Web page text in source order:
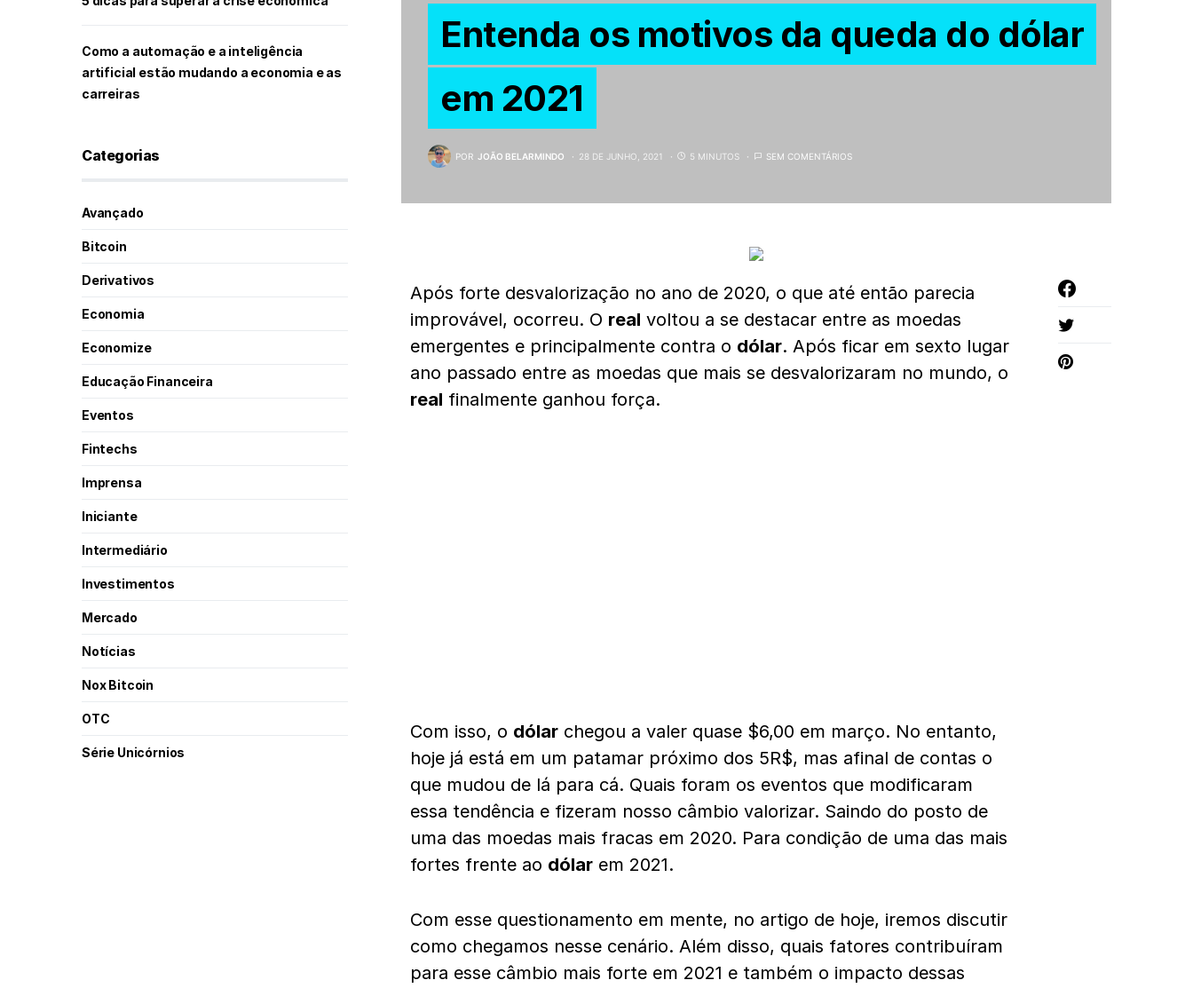
Entenda os motivos da queda do dólar
em 2021
POR JOÃO BELARMINDO 28 DE JUNHO, 2021 5 MINUTOS SEM COMENTÁRIOS
Após forte desvalorização no ano de 2020, o que até então parecia
improvável, ocorreu. O real voltou a se destacar entre as moedas
emergentes e principalmente contra o dólar. Após ficar em sexto lugar
ano passado entre as moedas que mais se desvalorizaram no mundo, o
real finalmente ganhou força.
Com isso, o dólar chegou a valer quase $6,00 em março. No entanto,
hoje já está em um patamar próximo dos 5R$, mas afinal de contas o
que mudou de lá para cá. Quais foram os eventos que modificaram
essa tendência e fizeram nosso câmbio valorizar. Saindo do posto de
uma das moedas mais fracas em 2020. Para condição de uma das mais
fortes frente ao dólar em 2021.
Com esse questionamento em mente, no artigo de hoje, iremos discutir
como chegamos nesse cenário. Além disso, quais fatores contribuíram
para esse câmbio mais forte em 2021 e também o impacto dessas
Como a automação e a inteligência
artificial estão mudando a economia e as
carreiras
Categorias
Avançado
Bitcoin
Derivativos
Economia
Economize
Educação Financeira
Eventos
Fintechs
Imprensa
Iniciante
Intermediário
Investimentos
Mercado
Notícias
Nox Bitcoin
OTC
Série Unicórnios